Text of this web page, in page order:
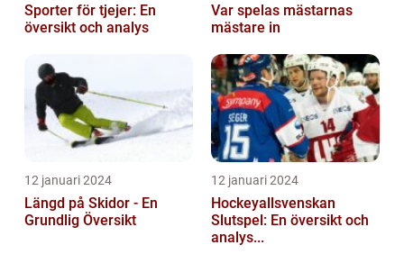
Sporter för tjejer: En
översikt och analys
Var spelas mästarnas
mästare in
12 januari 2024
Längd på Skidor - En
Grundlig Översikt
12 januari 2024
Hockeyallsvenskan
Slutspel: En översikt och
analys...